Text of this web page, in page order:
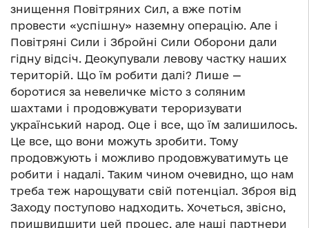
знищення Повітряних Сил, а вже потім
провести «успішну» наземну операцію. Але і
Повітряні Сили і Збройні Сили Оборони дали
гідну відсіч. Деокупували левову частку наших
територій. Що їм робити далі? Лише —
боротися за невеличке місто з соляним
шахтами і продовжувати тероризувати
український народ. Оце і все, що їм залишилось.
Це все, що вони можуть зробити. Тому
продовжують і можливо продовжуватимуть це
робити і надалі. Таким чином очевидно, що нам
треба теж нарощувати свій потенціал. Зброя від
Заходу поступово надходить. Хочеться, звісно,
пришвидшити цей процес, але наші партнери